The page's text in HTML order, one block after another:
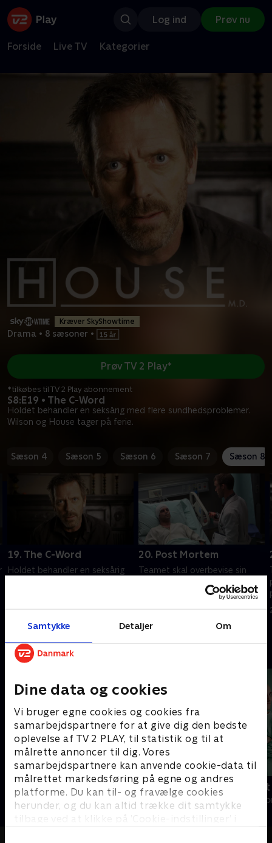
Samtykke Detaljer Om
Dine data og cookies
Vi bruger egne cookies og cookies fra
samarbejdspartnere for at give dig den bedste
oplevelse af TV 2 PLAY, til statistik og til at
målrette annoncer til dig. Vores
samarbejdspartnere kan anvende cookie-data til
målrettet markedsføring på egne og andres
platforme. Du kan til- og fravælge cookies
herunder, og du kan altid trække dit samtykke
tilbage ved at klikke på ’Cookie-indstillinger’ i
Log ind Prøv nu
Forside Live TV Kategorier
Kræver SkyShowtime
Drama • 8 sæsoner •
S8:E19 • The C-Word
Holdet behandler en seksårig med flere sundhedsproblemer.
Wilson og House tager på ferie.
Prøv TV 2 Play*
*tilkøbes til TV 2 Play abonnement
Sæson 4 Sæson 5 Sæson 6 Sæson 7 Sæson 8
19. The C-Word
Holdet behandler en seksårig
20. september 2022 • 42 min
20. Post Mortem
Teamet skal overbevise sin
House stadig tager
20. september 2022 • 41 min
Andre så også
Happy fucking Pride
Drama • 1 sæsoner
Fake Patient
Drama • 1